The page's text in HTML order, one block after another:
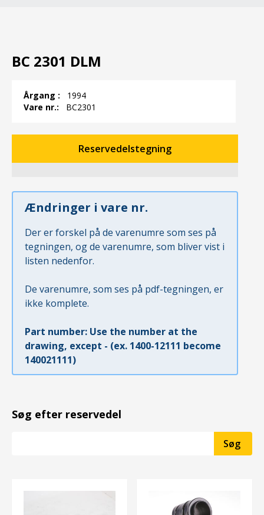
BC 2301 DLM
Årgang :
1994
Vare nr.:
BC2301
Reservedelstegning
Ændringer i vare nr.
Der er forskel på de varenumre som ses på
tegningen, og de varenumre, som bliver vist i
listen nedenfor.
De varenumre, som ses på pdf-tegningen, er
ikke komplete.
Part number: Use the number at the
drawing, except - (ex. 1400-12111 become
140021111)
Søg efter reservedel